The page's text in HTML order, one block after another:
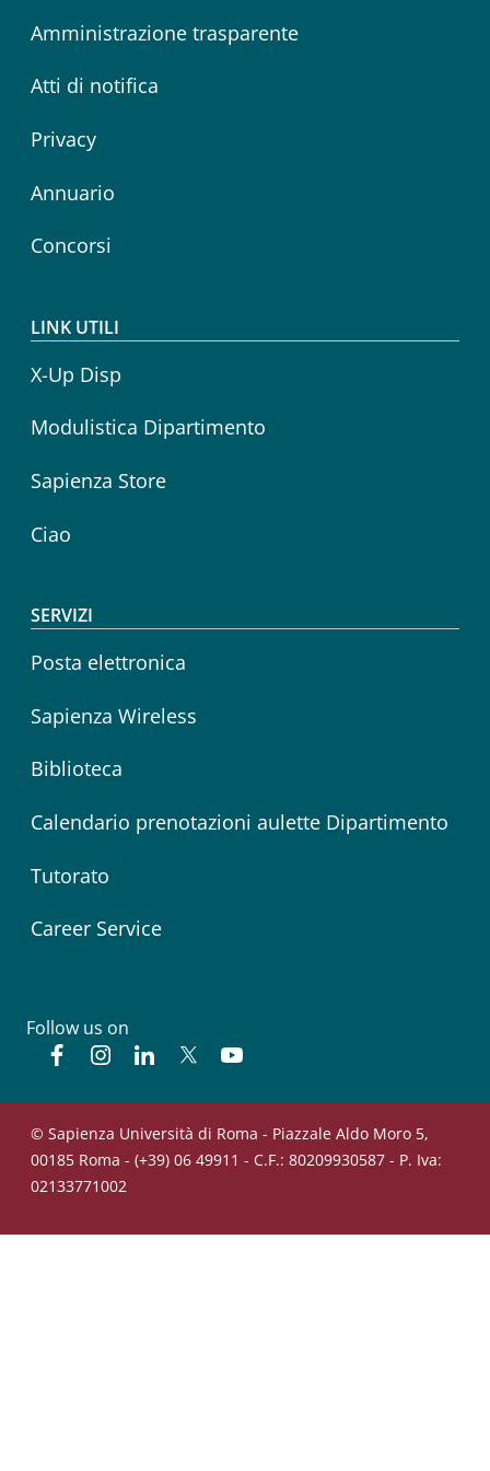
Amministrazione trasparente
Atti di notifica
Privacy
Annuario
Concorsi
LINK UTILI
X-Up Disp
Modulistica Dipartimento
Sapienza Store
Ciao
SERVIZI
Posta elettronica
Sapienza Wireless
Biblioteca
Calendario prenotazioni aulette Dipartimento
Tutorato
Career Service
Follow us on
FacebookInstagramLinkedinTwitter
© Sapienza Università di Roma - Piazzale Aldo Moro 5,
00185 Roma - (+39) 06 49911 - C.F.: 80209930587 - P. Iva:
02133771002